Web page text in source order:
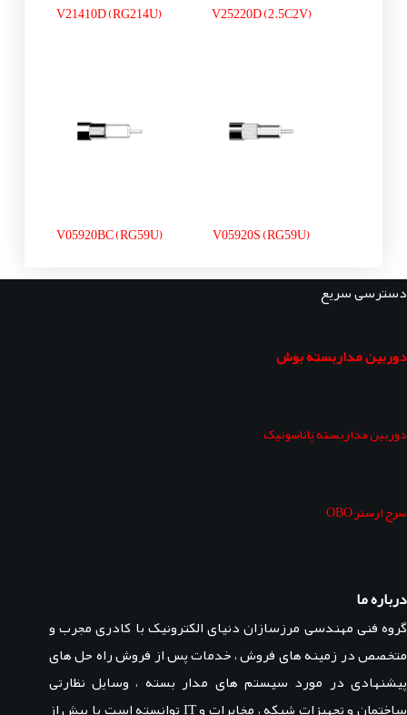
V25220D (2.5C2V)
V21410D (RG214U)
V05920S (RG59U)
V05920BC (RG59U)
دسترسی سریع
دوربین مداربسته بوش
دوربین مداربسته پاناسونیک
سرج ارستر OBO
درباره ما
گروه فنی مهندسی مرزسازان دنیای الکترونیک با کادری مجرب و
متخصص در زمینه های فروش ، خدمات پس از فروش راه حل های
پیشنهادی در مورد سیستم های مدار بسته ، وسایل نظارتی